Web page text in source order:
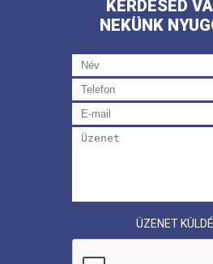
KÉRDÉSED
NEKÜNK
ÜZENET